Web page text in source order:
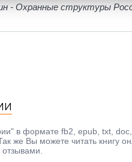
- Охранные структуры
в формате fb2, epub, txt, doc,
же Вы можете читать книгу